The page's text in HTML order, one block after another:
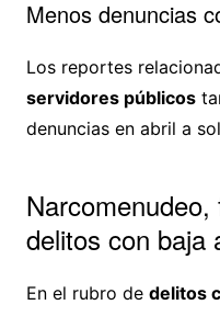
Menos denuncias
Los reportes
servidores públicos
denuncias en abril a
delitos con baja
En el rubro de delitos